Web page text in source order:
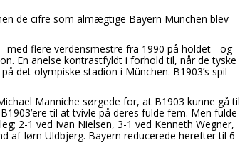
de cifre som almægtige Bayern München blev
med flere verdensmestre fra 1990 på holdet - og
En anelse kontrastfyldt i forhold til, når de tyske
det olympiske stadion i München. B1903’s spil
Manniche sørgede for, at B1903 kunne gå til
til at tvivle på deres fulde fem. Men fulde
2-1 ved Ivan Nielsen, 3-1 ved Kenneth Wegner,
af Iørn Uldbjerg. Bayern reducerede herefter til 6-